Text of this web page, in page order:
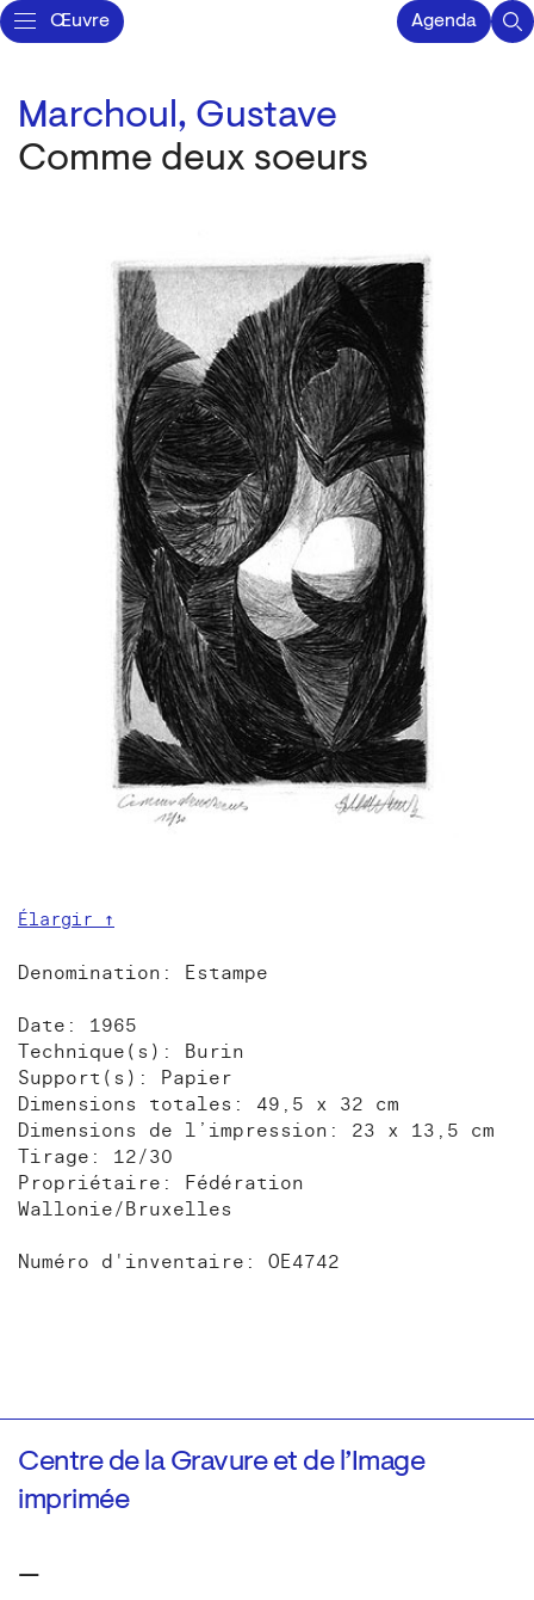
Œuvre Agenda
Marchoul, Gustave
Comme deux soeurs
Élargir ↑
Denomination: Estampe
Date: 1965
Technique(s): Burin
Support(s): Papier
Dimensions totales: 49,5 x 32 cm
Dimensions de l’impression: 23 x 13,5 cm
Tirage: 12/30
Propriétaire: Fédération
Wallonie/Bruxelles
Numéro d'inventaire: OE4742
Centre de la Gravure et de l’Image
imprimée
—